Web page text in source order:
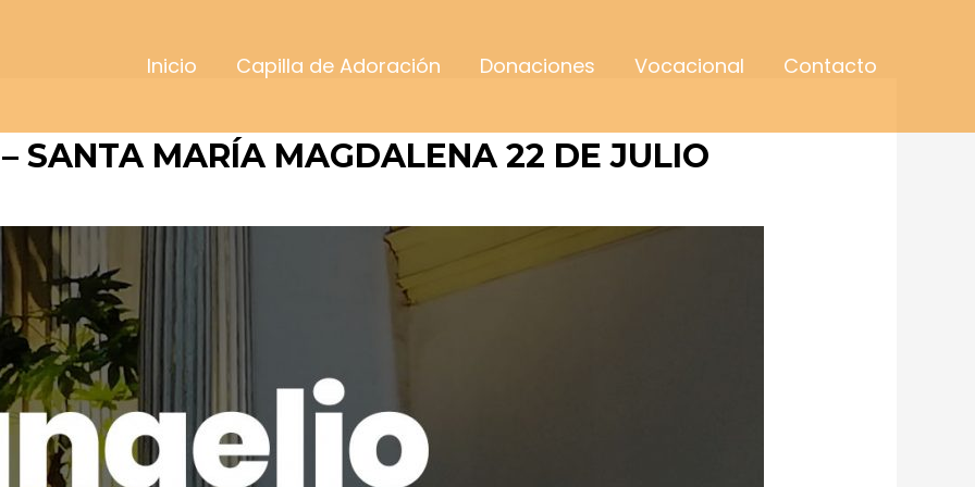
Inicio Capilla de Adoración Donaciones Vocacional Contacto
SANTA MARÍA MAGDALENA 22 DE JULIO